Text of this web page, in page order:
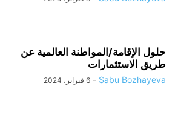
حلول الإقامة/المواطنة العالمية عن
طريق الاستثمارات
Sabu Bozhayeva
- 6 فبراير، 2024